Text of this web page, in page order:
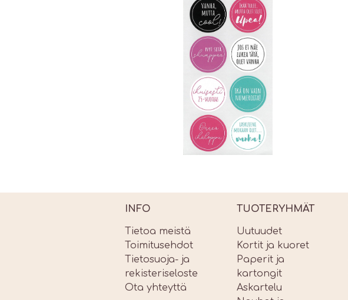
INFO
Tietoa meistä
Toimitusehdot
Tietosuoja- ja
rekisteriseloste
Ota yhteyttä
TUOTERYHMÄT
Uutuudet
Kortit ja kuoret
Paperit ja
kartongit
Askartelu